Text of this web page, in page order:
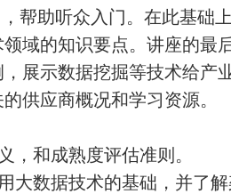
帮助听众入门。在此基础
域的知识要点。讲座的最
展示数据挖掘等技术给产
供应商概况和学习资源。
，和成熟度评估准则。
大数据技术的基础，并了